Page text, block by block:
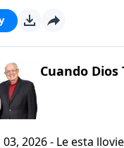
Cuando
- Le esta lloviendo sobre mojado? Siente